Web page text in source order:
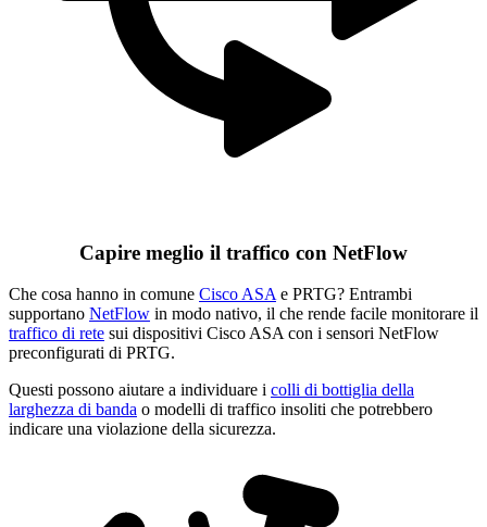
Capire meglio il traffico con NetFlow
Che cosa hanno in comune Cisco ASA e PRTG? Entrambi
supportano NetFlow in modo nativo, il che rende facile monitorare il
traffico di rete sui dispositivi Cisco ASA con i sensori NetFlow
preconfigurati di PRTG.
Questi possono aiutare a individuare i colli di bottiglia della
larghezza di banda o modelli di traffico insoliti che potrebbero
indicare una violazione della sicurezza.